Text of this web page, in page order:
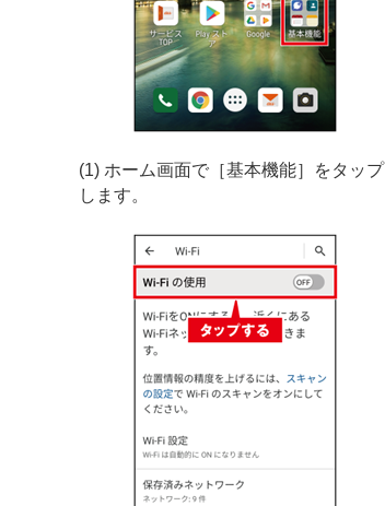
(1) ホーム画面で［基本機能］をタップ
します。